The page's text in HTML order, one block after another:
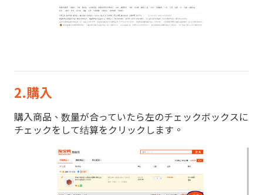
2.購入
購入商品、数量が合っていたら左のチェックボックスに
チェックをして结算をクリックします。